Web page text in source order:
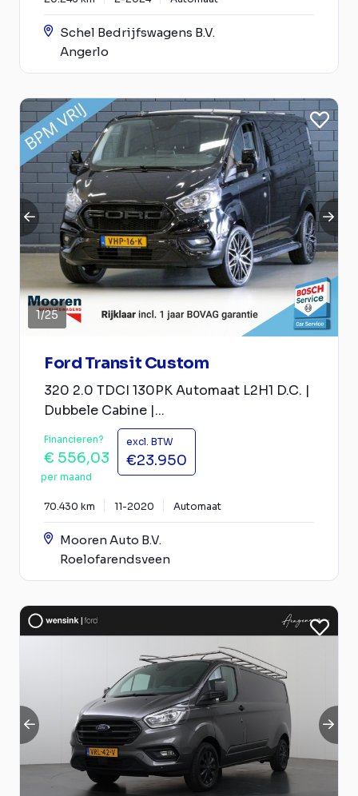
Schel Bedrijfswagens B.V.
Angerlo
1/25
Ford Transit Custom
320 2.0 TDCI 130PK Automaat L2H1 D.C. |
Dubbele Cabine |...
Financieren?
€ 556,03
per maand
excl. BTW
€23.950
70.430 km 11-2020 Automaat
Mooren Auto B.V.
Roelofarendsveen